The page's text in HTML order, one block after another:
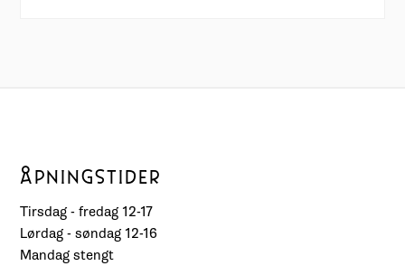
ÅPNINGSTIDER
Tirsdag - fredag 12-17
Lørdag - søndag 12-16
Mandag stengt